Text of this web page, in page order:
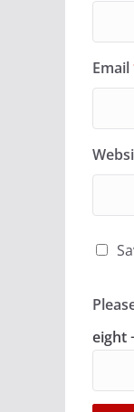
Email
eight